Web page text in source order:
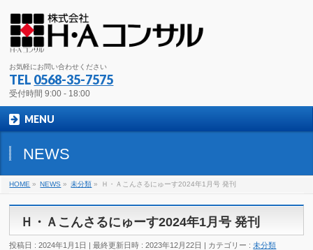
お気軽にお問い合わせください
TEL 0568-35-7575
受付時間 9:00 - 18:00
MENU
NEWS
HOME » NEWS » 未分類 » Ｈ・Ａこんさるにゅーす2024年1月号 発刊
Ｈ・Ａこんさるにゅーす2024年1月号 発刊
投稿日 : 2024年1月1日 最終更新日時 : 2023年12月22日 カテゴリー :未分類